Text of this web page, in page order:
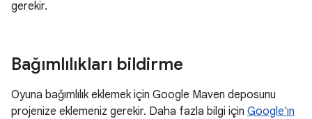
gerekir.
Bağımlılıkları bildirme
Oyuna bağımlılık eklemek için Google Maven deposunu
projenize eklemeniz gerekir. Daha fazla bilgi için Google'ın